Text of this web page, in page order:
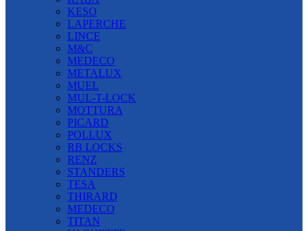
KESO
LAPERCHE
LINCE
M&C
MEDECO
METALUX
MUEL
MUL-T-LOCK
MOTTURA
PICARD
POLLUX
RB LOCKS
RENZ
STANDERS
TESA
THIRARD
MEDECO
TITAN